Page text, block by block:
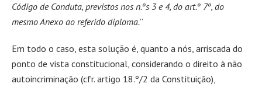
Código de Conduta, previstos nos n.ºs 3 e 4, do art.º 7º, do
mesmo Anexo ao referido diploma.”
Em todo o caso, esta solução é, quanto a nós, arriscada do
ponto de vista constitucional, considerando o direito à não
autoincriminação (cfr. artigo 18.º/2 da Constituição),